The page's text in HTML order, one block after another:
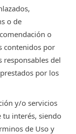
o de
o
contenidos por
responsables del
por los
y/o servicios
tu interés, siendo
de Uso y